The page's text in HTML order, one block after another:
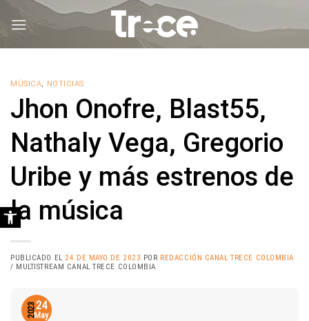
MÚSICA, NOTICIAS
Jhon Onofre, Blast55,
Nathaly Vega, Gregorio
Uribe y más estrenos de
la música
PUBLICADO EL 24 DE MAYO DE 2023 POR REDACCIÓN CANAL TRECE COLOMBIA
/ MULTISTREAM CANAL TRECE COLOMBIA
24
May
2023
Abrir barra de herramientas